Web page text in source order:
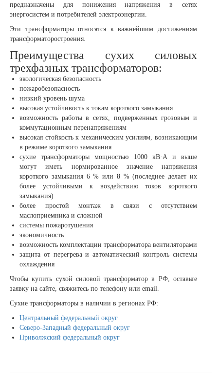
предназначены для понижения напряжения в сетях
энергосистем и потребителей электроэнергии.
Эти трансформаторы относятся к важнейшим достижениям
трансформаторостроения.
Преимущества сухих силовых
трехфазных трансформаторов:
экологическая безопасность
пожаробезопасность
низкий уровень шума
высокая устойчивость к токам короткого замыкания
возможность работы в сетях, подверженных грозовым и
коммутационным перенапряжениям
высокая стойкость к механическим усилиям, возникающим
в режиме короткого замыкания
сухие трансформаторы мощностью 1000 кВ·А и выше
могут иметь нормированное значение напряжения
короткого замыкания 6 % или 8 % (последнее делает их
более устойчивыми к воздействию токов короткого
замыкания)
более простой монтаж в связи с отсутствием
маслоприемника и сложной
системы пожаротушения
экономичность
возможность комплектации трансформатора вентиляторами
защита от перегрева и автоматический контроль системы
охлаждения
Чтобы купить сухой силовой трансформатор в РФ, оставьте
заявку на сайте, свяжитесь по телефону или email.
Сухие трансформаторы в наличии в регионах РФ:
Центральный федеральный округ
Северо-Западный федеральный округ
Приволжский федеральный округ